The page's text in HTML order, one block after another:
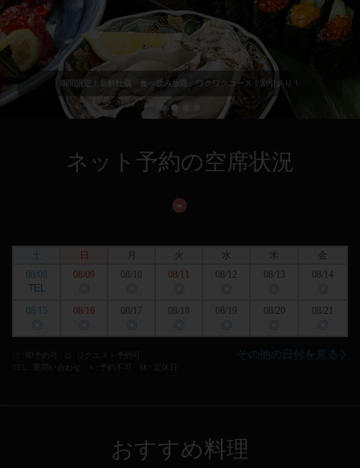
期間限定！新鮮牡蠣「食べ飲み放題」ワクワクコース！割引あり！
ネット予約の空席状況
土 日 火 水 木
金
08/08
TEL
08/09
◎ ◎
08/11
◎
08/12
◎
08/13
◎
08/14
◎
08/15
◎
08/16
◎
08/17
◎ ◎
08/19
◎
08/20
◎
08/21
◎
□
TEL
要問い合わせ 休 定休日
その他の日付を見る
おすすめ料理